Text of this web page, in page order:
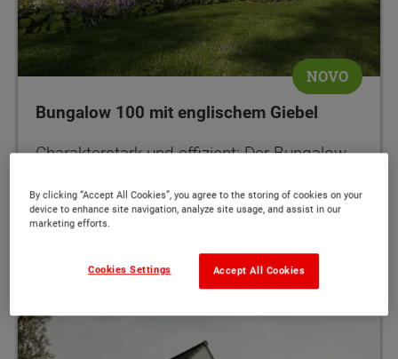
NOVO
Bungalow 100 mit englischem Giebel
Charakterstark und effizient: Der Bungalow
MEHR
By clicking “Accept All Cookies”, you agree to the storing of cookies on your
device to enhance site navigation, analyze site usage, and assist in our
marketing efforts.
Accept All Cookies
Cookies Settings